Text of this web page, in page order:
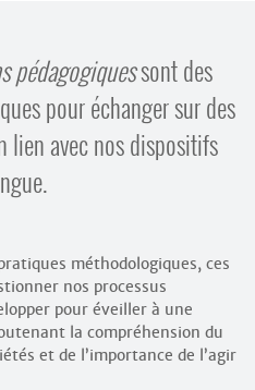
Espace presse
Contacts
Trouver un lieu d’alphabétisation
pédagogiquessont des
pour échanger sur des
lien avec nos dispositifs
méthodologiques, ces
nos processus
pour éveiller à une
la compréhension du
et de l’importance de l’agir